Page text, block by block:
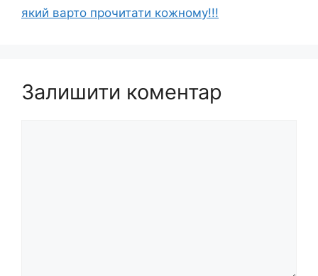
який варто прочитати кожному!!!
Залишити коментар